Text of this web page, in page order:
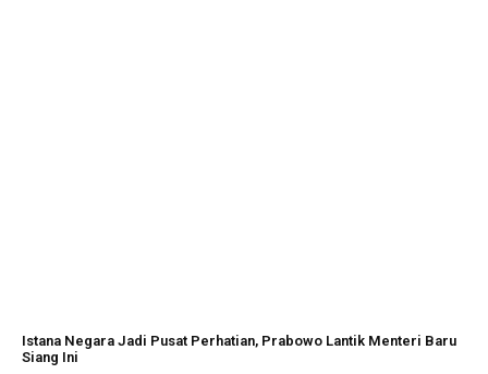
Istana Negara Jadi Pusat Perhatian, Prabowo Lantik Menteri Baru
Siang Ini